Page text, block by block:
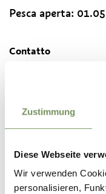
Zustimmung
Diese Webseite
Wir verwenden
personalisieren,
Pesca aperta:
Contatto
T+39 0473 795387